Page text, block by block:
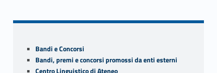
Sidebar
Bandi e Concorsi
Bandi, premi e concorsi promossi da enti esterni